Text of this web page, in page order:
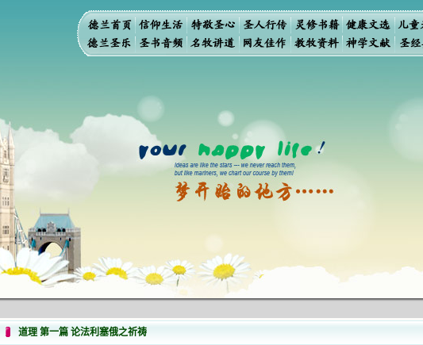
道理 第一篇 论法利塞俄之祈祷